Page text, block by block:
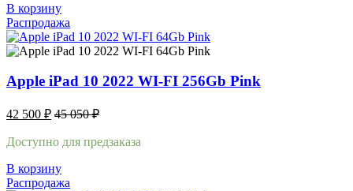
В корзину
Распродажа
Apple iPad 10 2022 WI-FI 256Gb Pink
42 500 ₽ 45 050₽
Доступно для предзаказа
В корзину
Распродажа